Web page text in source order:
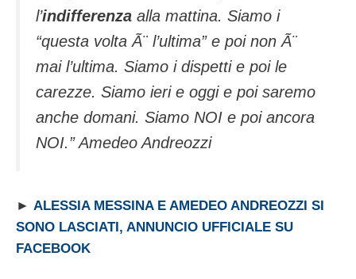
l’indifferenza alla mattina. Siamo i
“questa volta Ã¨ l’ultima” e poi non Ã¨
mai l’ultima. Siamo i dispetti e poi le
carezze. Siamo ieri e oggi e poi saremo
anche domani. Siamo NOI e poi ancora
NOI.” Amedeo Andreozzi
► ALESSIA MESSINA E AMEDEO ANDREOZZI SI
SONO LASCIATI, ANNUNCIO UFFICIALE SU
FACEBOOK